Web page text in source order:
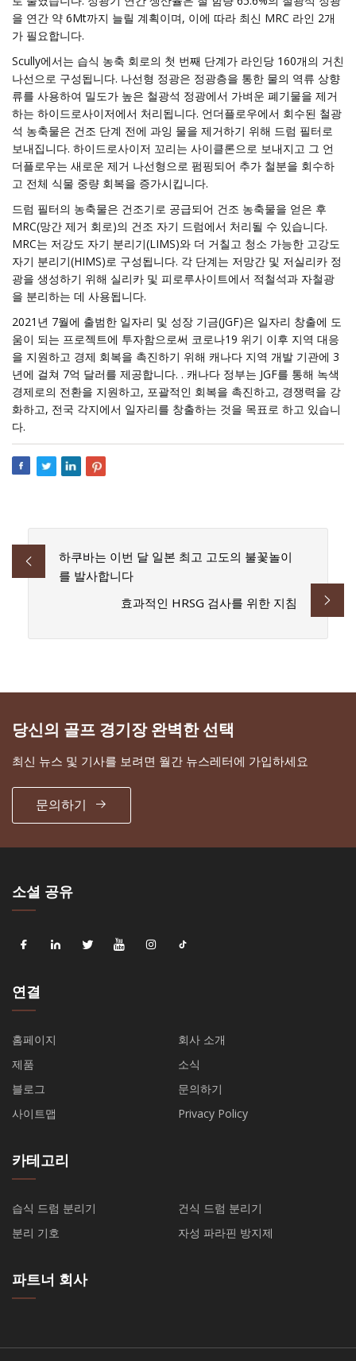
을 연간 약 6Mt까지 늘릴 계획이며, 이에 따라 최신 MRC 라인 2개
가 필요합니다.
Scully에서는 습식 농축 회로의 첫 번째 단계가 라인당 160개의 거친
나선으로 구성됩니다. 나선형 정광은 정광층을 통한 물의 역류 상향
류를 사용하여 밀도가 높은 철광석 정광에서 가벼운 폐기물을 제거
하는 하이드로사이저에서 처리됩니다. 언더플로우에서 회수된 철광
석 농축물은 건조 단계 전에 과잉 물을 제거하기 위해 드럼 필터로
보내집니다. 하이드로사이저 꼬리는 사이클론으로 보내지고 그 언
더플로우는 새로운 제거 나선형으로 펌핑되어 추가 철분을 회수하
고 전체 식물 중량 회복을 증가시킵니다.
드럼 필터의 농축물은 건조기로 공급되어 건조 농축물을 얻은 후
MRC(망간 제거 회로)의 건조 자기 드럼에서 처리될 수 있습니다.
MRC는 저강도 자기 분리기(LIMS)와 더 거칠고 청소 가능한 고강도
자기 분리기(HIMS)로 구성됩니다. 각 단계는 저망간 및 저실리카 정
광을 생성하기 위해 실리카 및 피로루사이트에서 적철석과 자철광
을 분리하는 데 사용됩니다.
2021년 7월에 출범한 일자리 및 성장 기금(JGF)은 일자리 창출에 도
움이 되는 프로젝트에 투자함으로써 코로나19 위기 이후 지역 대응
을 지원하고 경제 회복을 촉진하기 위해 캐나다 지역 개발 기관에 3
년에 걸쳐 7억 달러를 제공합니다. . 캐나다 정부는 JGF를 통해 녹색
경제로의 전환을 지원하고, 포괄적인 회복을 촉진하고, 경쟁력을 강
화하고, 전국 각지에서 일자리를 창출하는 것을 목표로 하고 있습니
다.
하쿠바는 이번 달 일본 최고 고도의 불꽃놀이
를 발사합니다
효과적인 HRSG 검사를 위한 지침
당신의 골프 경기장 완벽한 선택
최신 뉴스 및 기사를 보려면 월간 뉴스레터에 가입하세요
문의하기
소셜 공유
연결
홈페이지
회사 소개
제품
소식
블로그
문의하기
사이트맵
Privacy Policy
카테고리
습식 드럼 분리기
건식 드럼 분리기
분리 기호
자성 파라핀 방지제
파트너 회사